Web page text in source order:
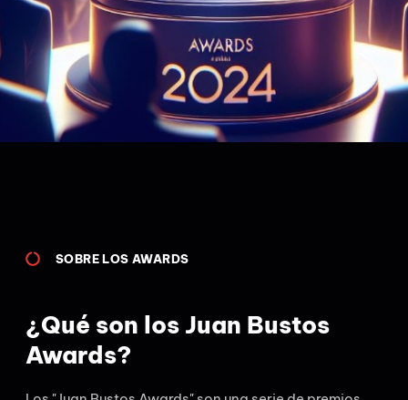
SOBRE LOS AWARDS
¿Qué son los Juan Bustos
Awards?